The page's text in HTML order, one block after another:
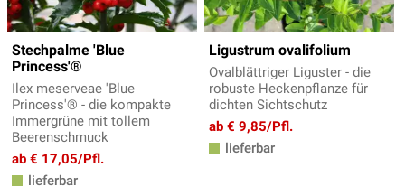
Stechpalme 'Blue
Princess'®
Ilex meserveae 'Blue
Princess'® - die kompakte
Immergrüne mit tollem
Beerenschmuck
ab € 17,05/Pfl.
lieferbar
Ligustrum ovalifolium
Ovalblättriger Liguster - die
robuste Heckenpflanze für
dichten Sichtschutz
ab € 9,85/Pfl.
lieferbar